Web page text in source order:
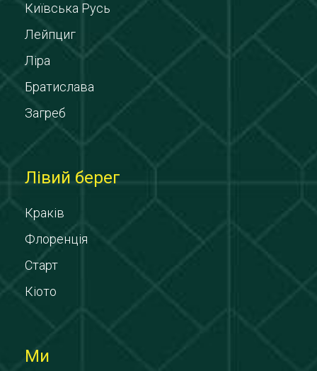
Київська Русь
Лейпциг
Ліра
Братислава
Загреб
Лівий берег
Краків
Флоренція
Старт
Кіото
Ми